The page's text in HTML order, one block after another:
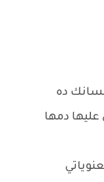
ده
دمها